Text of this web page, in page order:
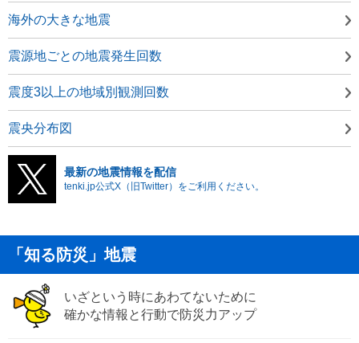
海外の大きな地震
震源地ごとの地震発生回数
震度3以上の地域別観測回数
震央分布図
最新の地震情報を配信
tenki.jp公式X（旧Twitter）をご利用ください。
「知る防災」地震
いざという時にあわてないために
確かな情報と行動で防災力アップ